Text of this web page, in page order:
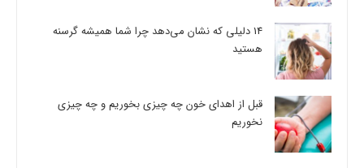
14 دلیلی که نشان می‌دهد چرا شما همیشه گرسنه
هستید
قبل از اهدای خون چه چیزی بخوریم و چه چیزی
نخوریم